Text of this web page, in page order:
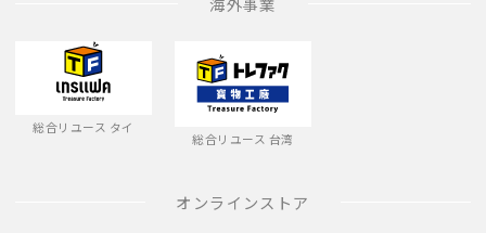
総合リユース タイ
総合リユース 台湾
オンラインストア